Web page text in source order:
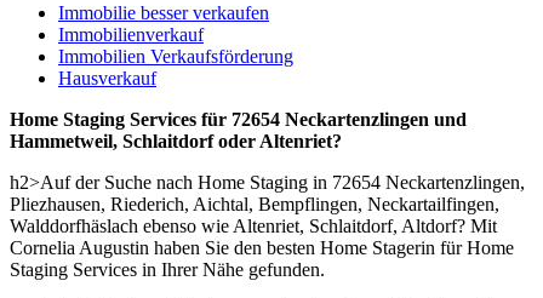
Immobilie besser verkaufen
Immobilienverkauf
Immobilien Verkaufsförderung
Hausverkauf
Home Staging Services für 72654 Neckartenzlingen und
Hammetweil, Schlaitdorf oder Altenriet?
h2>Auf der Suche nach Home Staging in 72654 Neckartenzlingen,
Pliezhausen, Riederich, Aichtal, Bempflingen, Neckartailfingen,
Walddorfhäslach ebenso wie Altenriet, Schlaitdorf, Altdorf? Mit
Cornelia Augustin haben Sie den besten Home Stagerin für Home
Staging Services in Ihrer Nähe gefunden.